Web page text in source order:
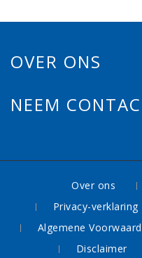
OVER ONS
NEEM
Over ons
Privacy-verklaring
Algemene
Disclaimer